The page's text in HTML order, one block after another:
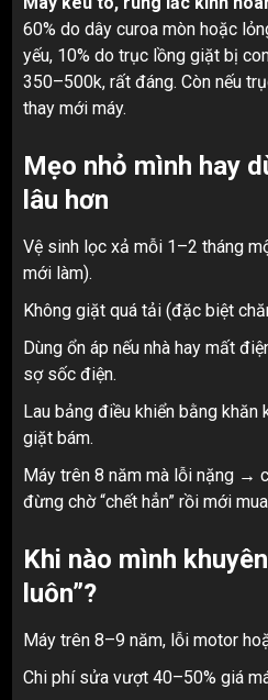
60% do dây curoa mòn hoặc
yếu, 10% do trục lồng giặt bị
350–500k, rất đáng. Còn nếu
thay mới máy.
Mẹo nhỏ mình hay
lâu hơn
Vệ sinh lọc xả mỗi 1–2 tháng
mới làm).
Không giặt quá tải (đặc biệt
Dùng ổn áp nếu nhà hay mất
sợ sốc điện.
Lau bảng điều khiển bằng khăn
giặt bám.
Máy trên 8 năm mà lỗi nặng →
đừng chờ “chết hẳn” rồi mới
Khi nào mình
luôn”?
Máy trên 8–9 năm, lỗi motor
Chi phí sửa vượt 40–50% giá